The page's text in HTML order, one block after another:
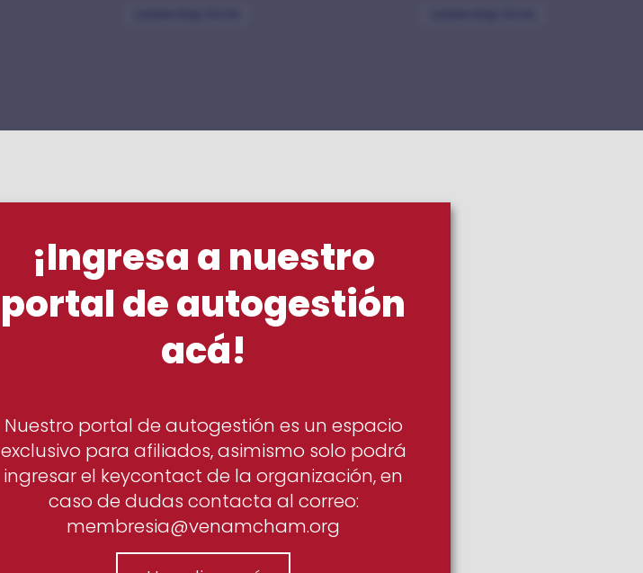
¡Ingresa a nuestro
portal de autogestión
acá!
Nuestro portal de autogestión es un espacio
exclusivo para afiliados, asimismo solo podrá
ingresar el keycontact de la organización, en
caso de dudas contacta al correo:
membresia@venamcham.org